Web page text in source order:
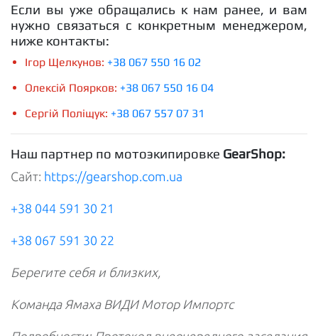
Если вы уже обращались к нам ранее, и вам
нужно связаться с конкретным менеджером,
ниже контакты:
Ігор Щелкунов: +38 067 550 16 02
Олексій Поярков: +38 067 550 16 04
Сергій Поліщук: +38 067 557 07 31
Наш партнер по мотоэкипировке GearShop:
Сайт: https://gearshop.com.ua
+38 044 591 30 21
+38 067 591 30 22
Берегите себя и близких,
Команда Ямаха ВИДИ Мотор Импортс